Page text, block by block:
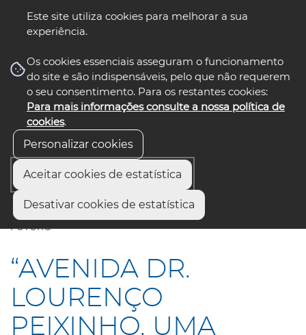
Este site utiliza cookies para melhorar a sua
experiência.
Os cookies essenciais asseguram o funcionamento
do site e são indispensáveis, pelo que não requerem
o seu consentimento. Para os restantes cookies:
Para mais informações consulte a nossa política de
cookies.
Personalizar cookies
Aceitar cookies de estatística
Desativar cookies de estatística
nos select language
Início
“AVENIDA DR. LOURENÇO PEIXINHO. UMA HISTÓRIA COM
FUTURO”
“AVENIDA DR.
LOURENÇO
PEIXINHO. UMA